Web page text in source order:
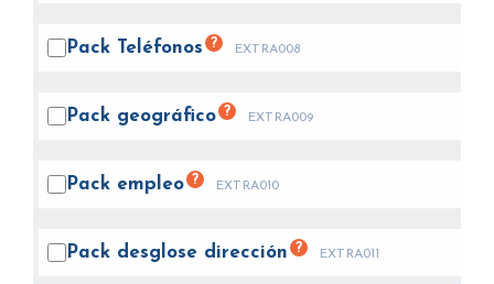
Pack Teléfonos ? EXTRA008
Pack geográfico ? EXTRA009
Pack empleo ? EXTRA010
Pack desglose dirección ? EXTRA011